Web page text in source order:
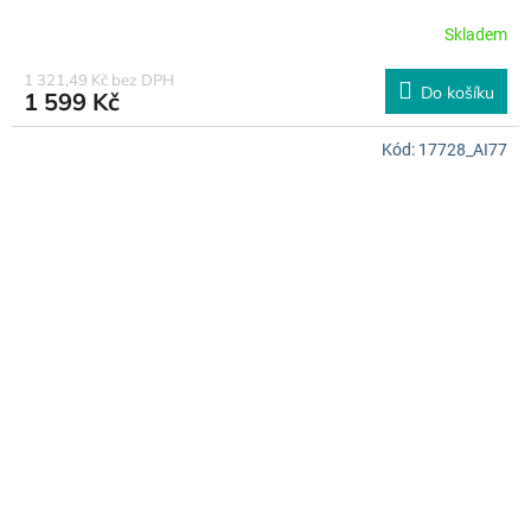
Skladem
1 321,49 Kč bez DPH
1 599 Kč Do košíku
Kód: 17728_AI77